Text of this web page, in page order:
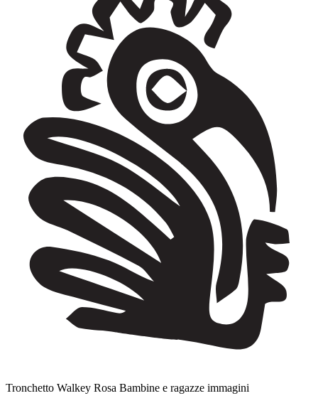
Tronchetto Walkey Rosa Bambine e ragazze immagini